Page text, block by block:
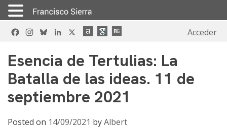
Skip
to
FacebookInstagram
BlueskyLinkedIn Acceder
Esencia de Tertulias: La
Batalla de las ideas. 11 de
septiembre 2021
Posted on 14/09/2021 byAlbert